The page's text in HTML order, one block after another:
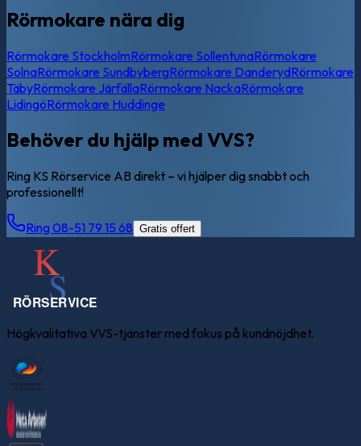
Rörmokare nära dig
Rörmokare StockholmRörmokare SollentunaRörmokare
SolnaRörmokare SundbybergRörmokare DanderydRörmokare
TäbyRörmokare JärfällaRörmokare NackaRörmokare
LidingöRörmokare Huddinge
Behöver du hjälp med VVS?
Ring KS Rörservice AB direkt – vi hjälper dig snabbt och
professionellt!
Ring 08-51 79 15 68 Gratis offert
Högkvalitativa VVS-tjänster med fokus på kundnöjdhet.